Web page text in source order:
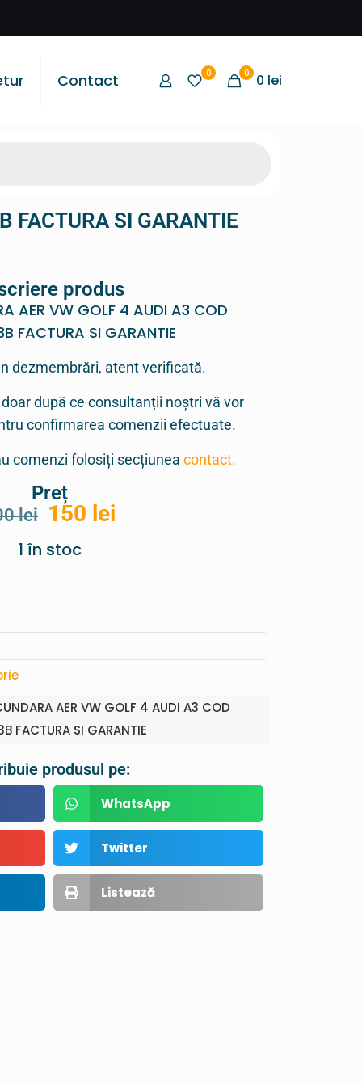
Contact 0 0 0 lei
FACTURA SI GARANTIE
produs
AER VW GOLF 4 AUDI A3 COD
FACTURA SI GARANTIE
dezmembrări, atent verificată.
după ce consultanții noștri vă vor
confirmarea comenzii efectuate.
comenzi folosiți secțiunea contact.
Preț
lei 150 lei
1 în stoc
AER VW GOLF 4 AUDI A3 COD
FACTURA SI GARANTIE
produsul pe:
WhatsApp
Twitter
Listează